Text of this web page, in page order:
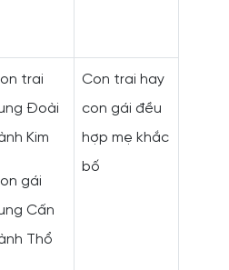
trai
Đoài
Kim
gái
Cấn
Thổ
Con trai hay
con gái đều
hợp mẹ khắc
bố